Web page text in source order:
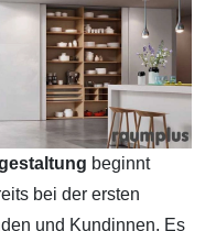
beginnt
bei der ersten
und Kundinnen. Es